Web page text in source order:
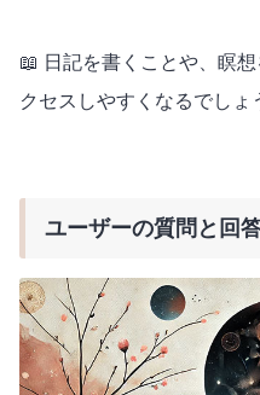
📖 日記を書くことや、瞑
クセスしやすくなるでしょ
ユーザーの質問と回